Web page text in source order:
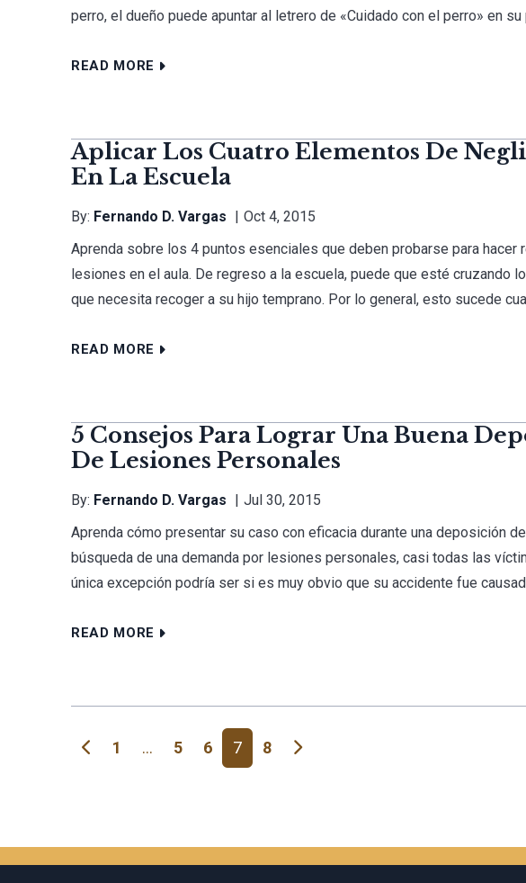
perro, el dueño puede apuntar al letrero de «Cuidado con el perro» en su
READ MORE
Aplicar Los Cuatro Elementos De
En La Escuela
By: Fernando D. Vargas
Oct 4, 2015
Aprenda sobre los 4 puntos esenciales que deben probarse para hacer
lesiones en el aula. De regreso a la escuela, puede que esté cruzando
que necesita recoger a su hijo temprano. Por lo general, esto sucede
READ MORE
5 Consejos Para Lograr Una Buena
De Lesiones Personales
By: Fernando D. Vargas
Jul 30, 2015
Aprenda cómo presentar su caso con eficacia durante una deposición
búsqueda de una demanda por lesiones personales, casi todas las
única excepción podría ser si es muy obvio que su accidente fue
READ MORE
Navegación de entradas
1 … 5 6 7 8